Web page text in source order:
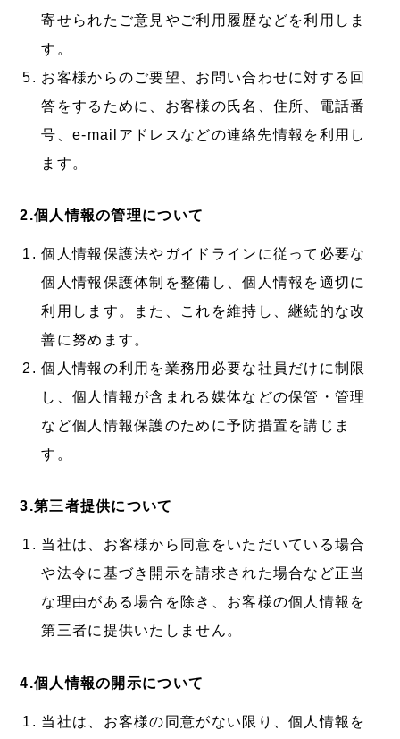
寄せられたご意見やご利用履歴などを利用しま
す。
お客様からのご要望、お問い合わせに対する回
答をするために、お客様の氏名、住所、電話番
号、e-mailアドレスなどの連絡先情報を利用し
ます。
2.個人情報の管理について
個人情報保護法やガイドラインに従って必要な
個人情報保護体制を整備し、個人情報を適切に
利用します。また、これを維持し、継続的な改
善に努めます。
個人情報の利用を業務用必要な社員だけに制限
し、個人情報が含まれる媒体などの保管・管理
など個人情報保護のために予防措置を講じま
す。
3.第三者提供について
当社は、お客様から同意をいただいている場合
や法令に基づき開示を請求された場合など正当
な理由がある場合を除き、お客様の個人情報を
第三者に提供いたしません。
4.個人情報の開示について
当社は、お客様の同意がない限り、個人情報を